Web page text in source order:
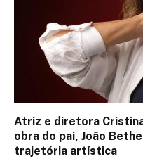
Atriz e diretora
obra do pai, João
trajetória artística